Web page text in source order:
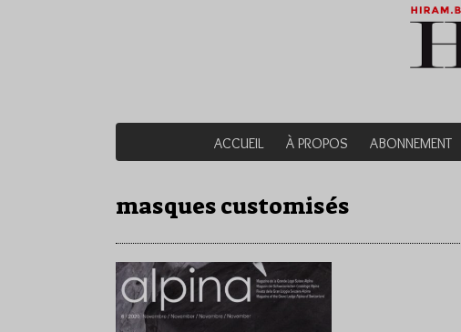
ACCUEIL À PROPOS ABONNEMENT
masques customisés